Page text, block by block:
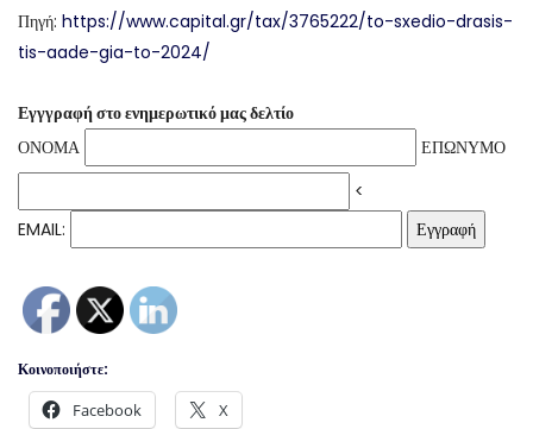
Πηγή: https://www.capital.gr/tax/3765222/to-sxedio-drasis-
tis-aade-gia-to-2024/
Εγγγραφή στο ενημερωτικό μας δελτίο
ΟΝΟΜΑ
ΕΠΩΝΥΜΟ
<
EMAIL:
Κοινοποιήστε:
Facebook X